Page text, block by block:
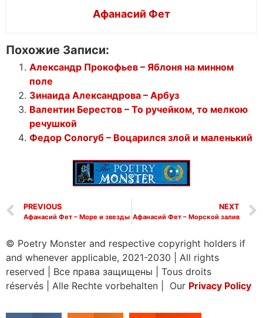
Афанасий Фет
Похожие Записи:
Александр Прокофьев – Яблоня на минном
поле
Зинаида Александрова – Арбуз
Валентин Берестов – То ручейком, то мелкою
речушкой
Федор Сологуб – Воцарился злой и маленький
PREVIOUS
Афанасий Фет – Море и звезды
NEXT
Афанасий Фет – Морской залив
© Poetry Monster and respective copyright holders if
and whenever applicable, 2021-2030
All rights
reserved
Все права защищены
Tous droits
réservés
Alle Rechte vorbehalten | Our Privacy Policy